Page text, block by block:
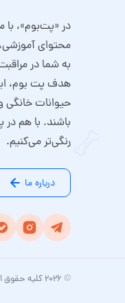
در «پت‌بوم»، با
محتوای
به شما در
هدف پت بوم،
حیوانات
باشند. با هم در
رنگی‌تر می‌کنیم.
درباره ما
© ۲۰۲۶ کلیه حقوق این سایت برای